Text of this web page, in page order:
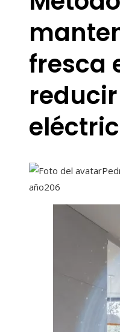
fresca
año206